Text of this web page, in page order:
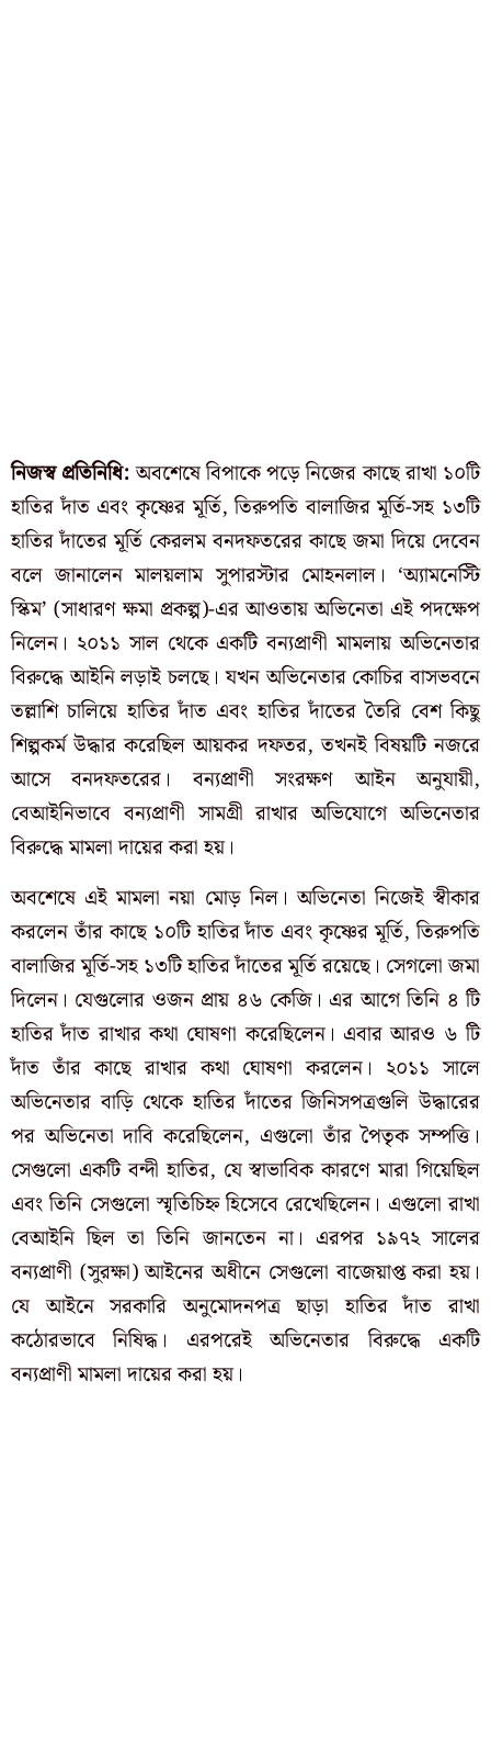
নিজস্ব প্রতিনিধি:অবশেষে বিপাকে পড়ে নিজের কাছে রাখা ১০টি
হাতির দাঁত এবং কৃষ্ণের মূর্তি, তিরুপতি বালাজির মূর্তি-সহ ১৩টি
হাতির দাঁতের মূর্তি কেরলম বনদফতরের কাছে জমা দিয়ে দেবেন
বলে জানালেন মালয়লাম সুপারস্টার মোহনলাল। ‘অ্যামনেস্টি
স্কিম’ (সাধারণ ক্ষমা প্রকল্প)-এর আওতায় অভিনেতা এই পদক্ষেপ
নিলেন। ২০১১ সাল থেকে একটি বন্যপ্রাণী মামলায় অভিনেতার
বিরুদ্ধে আইনি লড়াই চলছে। যখন অভিনেতার কোচির বাসভবনে
তল্লাশি চালিয়ে হাতির দাঁত এবং হাতির দাঁতের তৈরি বেশ কিছু
শিল্পকর্ম উদ্ধার করেছিল আয়কর দফতর, তখনই বিষয়টি নজরে
আসে বনদফতরের। বন্যপ্রাণী সংরক্ষণ আইন অনুযায়ী,
বেআইনিভাবে বন্যপ্রাণী সামগ্রী রাখার অভিযোগে অভিনেতার
বিরুদ্ধে মামলা দায়ের করা হয়।
অবশেষে এই মামলা নয়া মোড় নিল। অভিনেতা নিজেই স্বীকার
করলেন তাঁর কাছে ১০টি হাতির দাঁত এবং কৃষ্ণের মূর্তি, তিরুপতি
বালাজির মূর্তি-সহ ১৩টি হাতির দাঁতের মূর্তি রয়েছে। সেগলো জমা
দিলেন। যেগুলোর ওজন প্রায় ৪৬ কেজি। এর আগে তিনি ৪ টি
হাতির দাঁত রাখার কথা ঘোষণা করেছিলেন। এবার আরও ৬ টি
দাঁত তাঁর কাছে রাখার কথা ঘোষণা করলেন। ২০১১ সালে
অভিনেতার বাড়ি থেকে হাতির দাঁতের জিনিসপত্রগুলি উদ্ধারের
পর অভিনেতা দাবি করেছিলেন, এগুলো তাঁর পৈতৃক সম্পত্তি।
সেগুলো একটি বন্দী হাতির, যে স্বাভাবিক কারণে মারা গিয়েছিল
এবং তিনি সেগুলো স্মৃতিচিহ্ন হিসেবে রেখেছিলেন। এগুলো রাখা
বেআইনি ছিল তা তিনি জানতেন না। এরপর ১৯৭২ সালের
বন্যপ্রাণী (সুরক্ষা) আইনের অধীনে সেগুলো বাজেয়াপ্ত করা হয়।
যে আইনে সরকারি অনুমোদনপত্র ছাড়া হাতির দাঁত রাখা
কঠোরভাবে নিষিদ্ধ। এরপরেই অভিনেতার বিরুদ্ধে একটি
বন্যপ্রাণী মামলা দায়ের করা হয়।